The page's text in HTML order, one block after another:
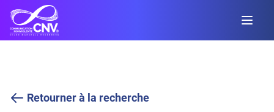
Retourner à la recherche